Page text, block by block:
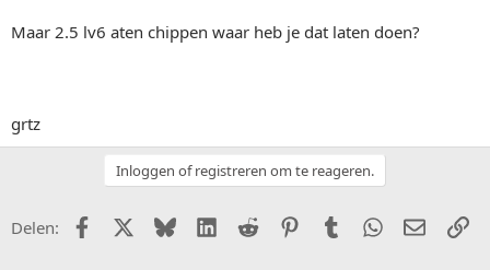
Maar 2.5 lv6 aten chippen waar heb je dat laten doen?
grtz
Inloggen of registreren om te reageren.
Delen: FacebookX (Twitter)
BlueskyLinkedIn
Reddit PinterestTumblr WhatsApp
E-mail